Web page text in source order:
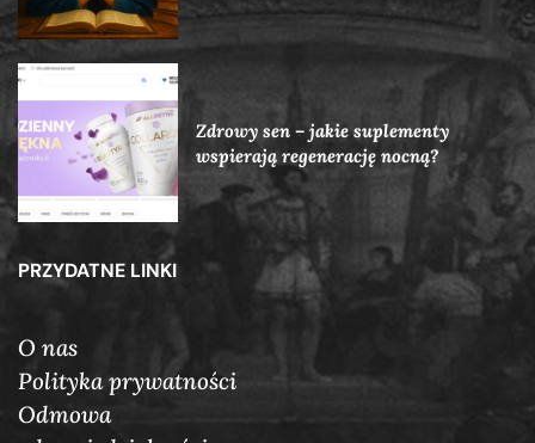
Zdrowy sen – jakie suplementy
wspierają regenerację nocną?
PRZYDATNE LINKI
O nas
Polityka prywatności
Odmowa